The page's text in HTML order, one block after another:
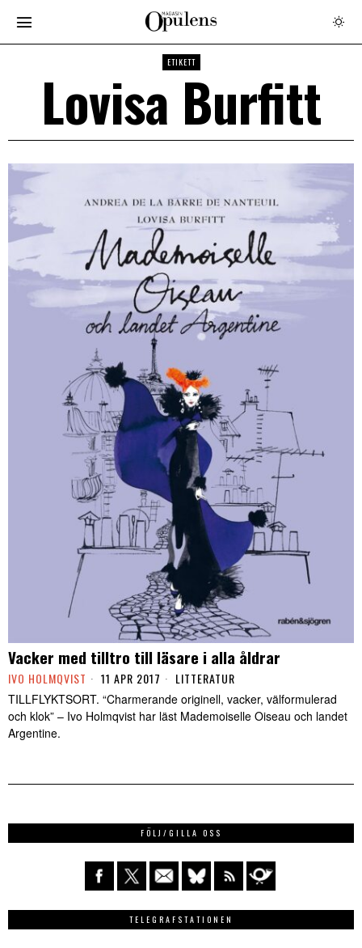
ETIKETT
Lovisa Burfitt
Vacker med tilltro till läsare i alla åldrar
IVO HOLMQVIST 11 APR 2017 LITTERATUR
TILLFLYKTSORT. “Charmerande originell, vacker, välformulerad
och klok” – Ivo Holmqvist har läst Mademoiselle Oiseau och landet
Argentine.
FÖLJ/GILLA OSS
TELEGRAFSTATIONEN